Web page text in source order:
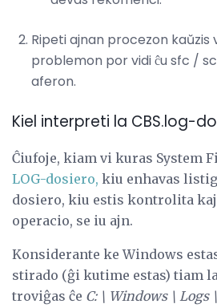
Ripeti ajnan procezon kaŭzis
problemon por vidi ĉu sfc /
aferon.
Kiel interpreti la CBS.log-
Ĉiufoje, kiam vi kuras System
LOG-dosiero, kiu enhavas
dosiero, kiu estis kontrolita
operacio, se iu ajn.
Konsiderante ke Windows
stirado (ĝi kutime estas) tiam
troviĝas ĉe C: \ Windows \ Logs